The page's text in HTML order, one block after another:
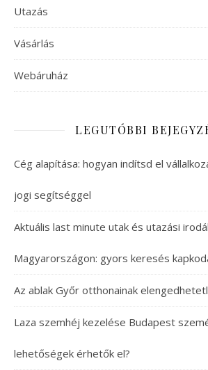
Utazás
Vásárlás
Webáruház
LEGUTÓBBI
Cég alapítása: hogyan indítsd el
jogi segítséggel
Aktuális last minute utak és utazási
Magyarországon: gyors keresés
Az ablak Győr otthonainak
Laza szemhéj kezelése Budapest
lehetőségek érhetők el?